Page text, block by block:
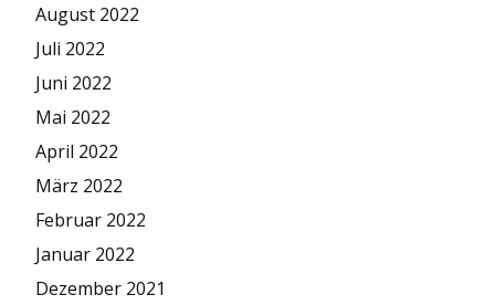
August 2022
Juli 2022
Juni 2022
Mai 2022
April 2022
März 2022
Februar 2022
Januar 2022
Dezember 2021